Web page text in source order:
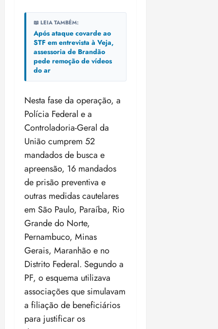
📖 LEIA TAMBÉM:
Após ataque covarde ao
STF em entrevista à Veja,
assessoria de Brandão
pede remoção de vídeos
do ar
Nesta fase da operação, a
Polícia Federal e a
Controladoria-Geral da
União cumprem 52
mandados de busca e
apreensão, 16 mandados
de prisão preventiva e
outras medidas cautelares
em São Paulo, Paraíba, Rio
Grande do Norte,
Pernambuco, Minas
Gerais, Maranhão e no
Distrito Federal. Segundo a
PF, o esquema utilizava
associações que simulavam
a filiação de beneficiários
para justificar os